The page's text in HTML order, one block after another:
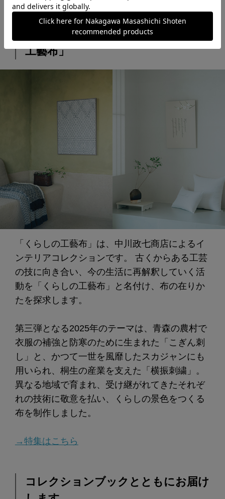
インテリアコレクション「くらしの
工藝布」
「くらしの工藝布」は、中川政七商店によるイ
ンテリアコレクションです。 古くからある工芸
の技に向き合い、今の生活に再解釈していく活
動を「くらしの工藝布」と名付け、布の在りか
たを探求します。
第三弾となる2025年のテーマは、青森の農村で
衣服の補強と防寒のために生まれた「こぎん刺
し」と、かつて一世を風靡したスカジャンにも
用いられ、桐生の産業を支えた「横振刺繍」。
異なる地域で育まれ、受け継がれてきたそれぞ
れの技術に敬意を払い、くらしの景色をつくる
布を制作しました。
→特集はこちら
コレクションブックとともにお届け